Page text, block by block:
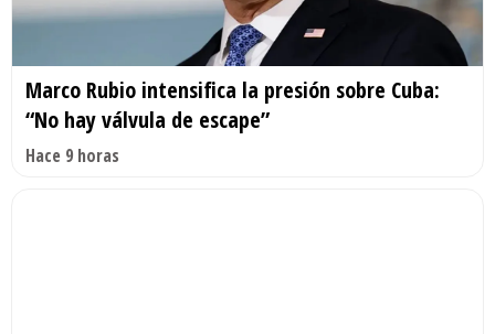
Marco Rubio intensifica la presión sobre Cuba:
“No hay válvula de escape”
Hace 9 horas